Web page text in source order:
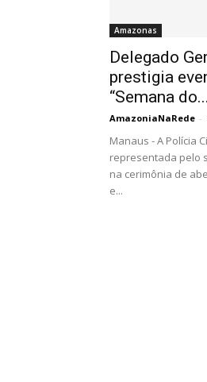
Amazonas
Delegado
prestigia
“Semana do...
AmazoniaNaRede -
Manaus - A Polícia
representada pelo
na cerimônia de
e...